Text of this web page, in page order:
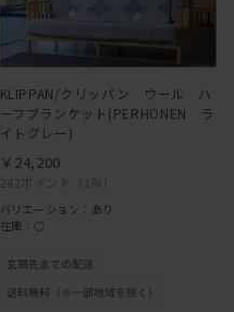
KLIPPAN/クリッパン ウール ハ
ーフブランケット(PERHONEN ラ
イトグレー)
242ポイント （1％）
￥24,200
バリエーション：あり
在庫：○